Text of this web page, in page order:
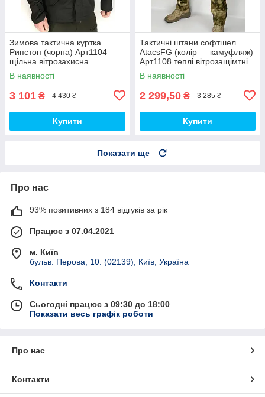
Зимова тактична куртка
Рипстоп (чорна) Арт1104
щільна вітрозахисна
водовідштовхувальна топ
В наявності
3 101 ₴ 4 430 ₴
Купити
Тактичні штани софтшел
AtacsFG (колір — камуфляж)
Арт1108 теплі вітрозащімтні
водовідштовхувальні на флісі
топ
В наявності
2 299,50 ₴ 3 285 ₴
Купити
Показати ще
Про нас
93% позитивних з 184 відгуків за рік
Працює з 07.04.2021
м. Київ
бульв. Перова, 10. (02139), Київ, Україна
Контакти
Сьогодні працює з 09:30 до 18:00
Показати весь графік роботи
Про нас
Контакти